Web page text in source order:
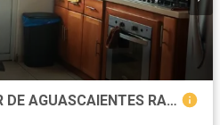
CASA EN RENTA AL SUR DE AGUASCAIENTES RANCHO SANTA MONICA